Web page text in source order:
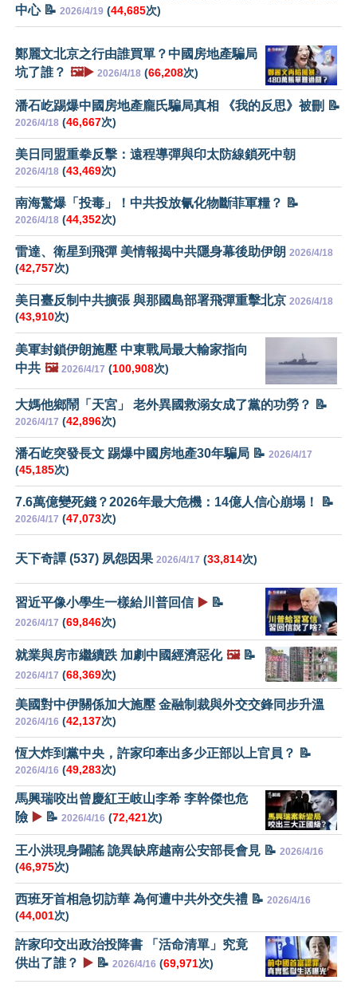
中心 📝 2026/4/19 (44,685次)
鄭麗文北京之行由誰買單？中國房地產騙局
坑了誰？ 🖼️▶️ 2026/4/18 (66,208次)
潘石屹踢爆中國房地產龐氏騙局真相 《我的反思》被刪 📝
2026/4/18 (46,667次)
美日同盟重拳反擊：遠程導彈與印太防線鎖死中朝
2026/4/18 (43,469次)
南海驚爆「投毒」！中共投放氰化物斷菲軍糧？ 📝
2026/4/18 (44,352次)
雷達、衛星到飛彈 美情報揭中共隱身幕後助伊朗 2026/4/18
(42,757次)
美日臺反制中共擴張 與那國島部署飛彈重擊北京 2026/4/18
(43,910次)
美軍封鎖伊朗施壓 中東戰局最大輸家指向
中共 🖼️ 2026/4/17 (100,908次)
大媽他鄉鬧「天宮」 老外異國救溺女成了黨的功勞？ 📝
2026/4/17 (42,896次)
潘石屹突發長文 踢爆中國房地產30年騙局 📝 2026/4/17
(45,185次)
7.6萬億變死錢？2026年最大危機：14億人信心崩塌！ 📝
2026/4/17 (47,073次)
天下奇譚 (537) 夙怨因果 2026/4/17 (33,814次)
習近平像小學生一樣給川普回信 ▶️ 📝
2026/4/17 (69,846次)
就業與房市繼續跌 加劇中國經濟惡化 🖼️📝
2026/4/17 (68,369次)
美國對中伊關係加大施壓 金融制裁與外交交鋒同步升溫
2026/4/16 (42,137次)
恆大炸到黨中央，許家印牽出多少正部以上官員？ 📝
2026/4/16 (49,283次)
馬興瑞咬出曾慶紅王岐山李希 李幹傑也危
險 ▶️ 📝 2026/4/16 (72,421次)
王小洪現身闢謠 詭異缺席越南公安部長會見 📝 2026/4/16
(46,975次)
西班牙首相急切訪華 為何遭中共外交失禮 📝 2026/4/16
(44,001次)
許家印交出政治投降書 「活命清單」究竟
供出了誰？
▶️ 📝 2026/4/16 (69,971次)